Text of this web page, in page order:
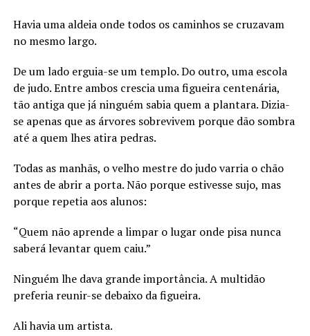
Havia uma aldeia onde todos os caminhos se cruzavam
no mesmo largo.
De um lado erguia-se um templo. Do outro, uma escola
de judo. Entre ambos crescia uma figueira centenária,
tão antiga que já ninguém sabia quem a plantara. Dizia-
se apenas que as árvores sobrevivem porque dão sombra
até a quem lhes atira pedras.
Todas as manhãs, o velho mestre do judo varria o chão
antes de abrir a porta. Não porque estivesse sujo, mas
porque repetia aos alunos:
“Quem não aprende a limpar o lugar onde pisa nunca
saberá levantar quem caiu.”
Ninguém lhe dava grande importância. A multidão
preferia reunir-se debaixo da figueira.
Ali havia um artista.